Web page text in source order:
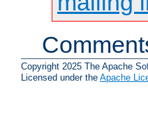
Copyright 2025 The Apache
Licensed under the Apache